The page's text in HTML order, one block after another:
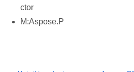
ctor
M:Aspose.P